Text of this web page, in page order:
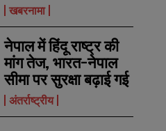
खबरनामा
नेपाल में हिंदू राष्ट्र की
मांग तेज, भारत-नेपाल
सीमा पर सुरक्षा बढ़ाई गई
अंतर्राष्ट्रीय